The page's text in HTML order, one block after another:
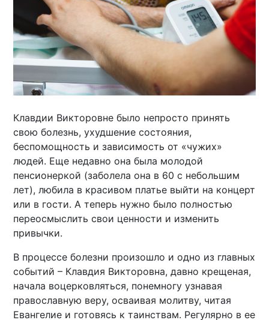
Клавдии Викторовне было непросто принять
свою болезнь, ухудшение состояния,
беспомощность и зависимость от «чужих»
людей. Еще недавно она была молодой
пенсионеркой (заболела она в 60 с небольшим
лет), любила в красивом платье выйти на концерт
или в гости. А теперь нужно было полностью
переосмыслить свои ценности и изменить
привычки.
В процессе болезни произошло и одно из главных
событий – Клавдия Викторовна, давно крещеная,
начала воцерковляться, понемногу узнавая
православную веру, осваивая молитву, читая
Евангелие и готовясь к таинствам. Регулярно в ее